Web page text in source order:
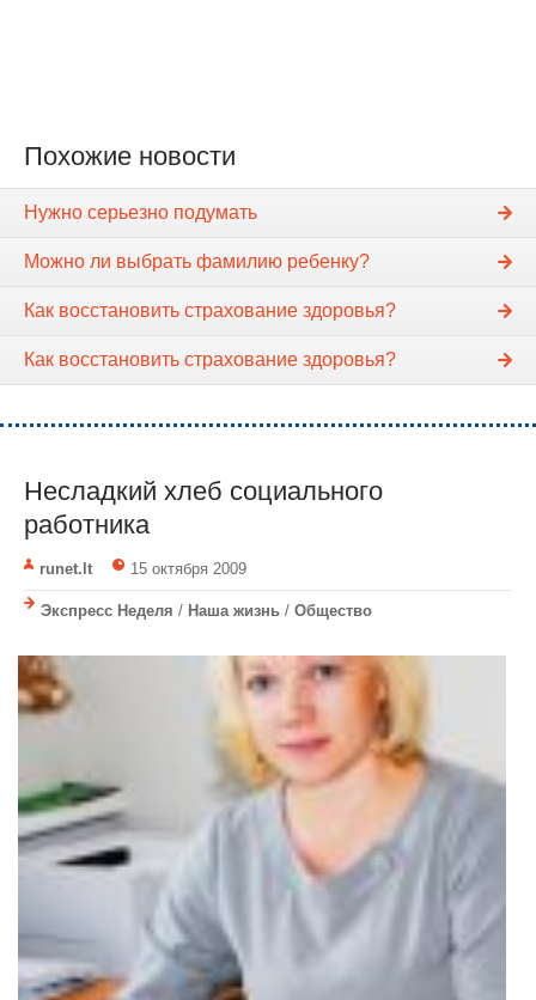
Похожие новости
Нужно серьезно подумать
Можно ли выбрать фамилию ребенку?
Как восстановить страхование здоровья?
Как восстановить страхование здоровья?
Несладкий хлеб социального
работника
runet.lt 15 октября 2009
Экспресс Неделя / Наша жизнь / Общество